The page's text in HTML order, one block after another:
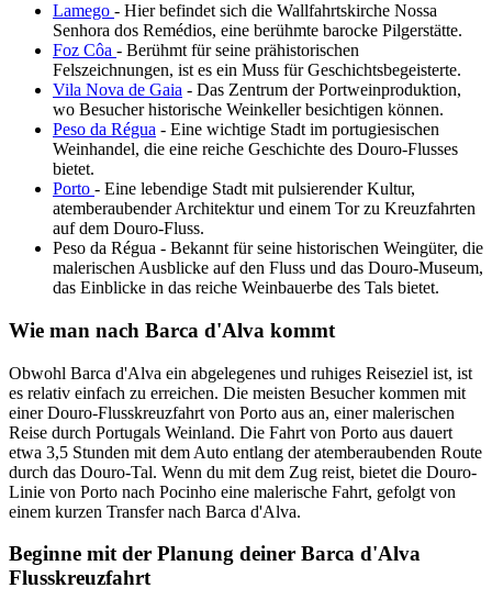
Lamego - Hier befindet sich die Wallfahrtskirche Nossa
Senhora dos Remédios, eine berühmte barocke Pilgerstätte.
Foz Côa - Berühmt für seine prähistorischen
Felszeichnungen, ist es ein Muss für Geschichtsbegeisterte.
Vila Nova de Gaia - Das Zentrum der Portweinproduktion,
wo Besucher historische Weinkeller besichtigen können.
Peso da Régua - Eine wichtige Stadt im portugiesischen
Weinhandel, die eine reiche Geschichte des Douro-Flusses
bietet.
Porto - Eine lebendige Stadt mit pulsierender Kultur,
atemberaubender Architektur und einem Tor zu Kreuzfahrten
auf dem Douro-Fluss.
Peso da Régua - Bekannt für seine historischen Weingüter, die
malerischen Ausblicke auf den Fluss und das Douro-Museum,
das Einblicke in das reiche Weinbauerbe des Tals bietet.
Wie man nach Barca d'Alva kommt
Obwohl Barca d'Alva ein abgelegenes und ruhiges Reiseziel ist, ist
es relativ einfach zu erreichen. Die meisten Besucher kommen mit
einer Douro-Flusskreuzfahrt von Porto aus an, einer malerischen
Reise durch Portugals Weinland. Die Fahrt von Porto aus dauert
etwa 3,5 Stunden mit dem Auto entlang der atemberaubenden Route
durch das Douro-Tal. Wenn du mit dem Zug reist, bietet die Douro-
Linie von Porto nach Pocinho eine malerische Fahrt, gefolgt von
einem kurzen Transfer nach Barca d'Alva.
Beginne mit der Planung deiner Barca d'Alva
Flusskreuzfahrt